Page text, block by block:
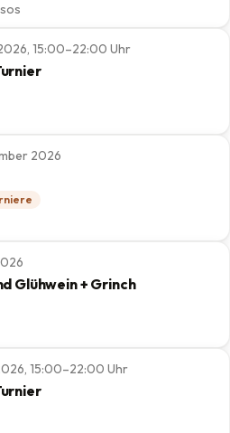
15:00–22:00 Uhr
2026
Glühwein + Grinch
15:00–22:00 Uhr